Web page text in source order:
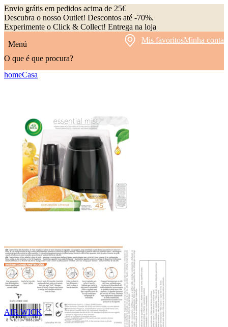
Envio grátis em pedidos acima de 25€
Descubra o nosso Outlet! Descontos até -70%.
Experimente o Click & Collect! Entrega na loja
Menú
Mis favoritosMinha conta
O que é que procura?
homeCasa
AIR WICK